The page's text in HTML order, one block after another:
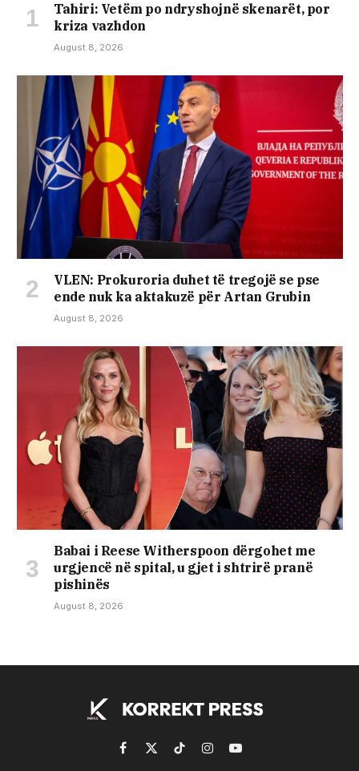
Tahiri: Vetëm po ndryshojnë skenarët, por
kriza vazhdon
August 8, 2026
VLEN: Prokuroria duhet të tregojë se pse
ende nuk ka aktakuzë për Artan Grubin
August 8, 2026
Babai i Reese Witherspoon dërgohet me
urgjencë në spital, u gjet i shtrirë pranë
pishinës
August 8, 2026
Facebook
X
TikTokInstagramYouTube